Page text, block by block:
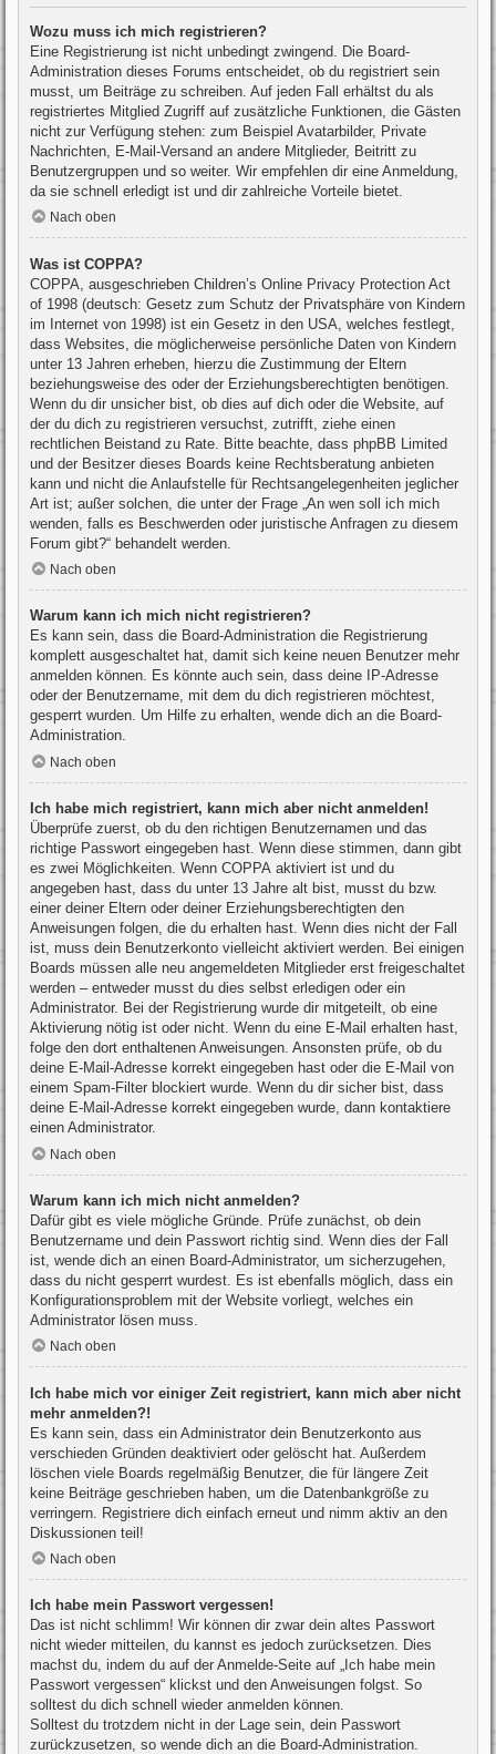
Wozu muss ich mich registrieren?
Eine Registrierung ist nicht unbedingt zwingend. Die Board-
Administration dieses Forums entscheidet, ob du registriert sein
musst, um Beiträge zu schreiben. Auf jeden Fall erhältst du als
registriertes Mitglied Zugriff auf zusätzliche Funktionen, die Gästen
nicht zur Verfügung stehen: zum Beispiel Avatarbilder, Private
Nachrichten, E-Mail-Versand an andere Mitglieder, Beitritt zu
Benutzergruppen und so weiter. Wir empfehlen dir eine Anmeldung,
da sie schnell erledigt ist und dir zahlreiche Vorteile bietet.
Nach oben
Was ist COPPA?
COPPA, ausgeschrieben Children’s Online Privacy Protection Act
of 1998 (deutsch: Gesetz zum Schutz der Privatsphäre von Kindern
im Internet von 1998) ist ein Gesetz in den USA, welches festlegt,
dass Websites, die möglicherweise persönliche Daten von Kindern
unter 13 Jahren erheben, hierzu die Zustimmung der Eltern
beziehungsweise des oder der Erziehungsberechtigten benötigen.
Wenn du dir unsicher bist, ob dies auf dich oder die Website, auf
der du dich zu registrieren versuchst, zutrifft, ziehe einen
rechtlichen Beistand zu Rate. Bitte beachte, dass phpBB Limited
und der Besitzer dieses Boards keine Rechtsberatung anbieten
kann und nicht die Anlaufstelle für Rechtsangelegenheiten jeglicher
Art ist; außer solchen, die unter der Frage „An wen soll ich mich
wenden, falls es Beschwerden oder juristische Anfragen zu diesem
Forum gibt?“ behandelt werden.
Nach oben
Warum kann ich mich nicht registrieren?
Es kann sein, dass die Board-Administration die Registrierung
komplett ausgeschaltet hat, damit sich keine neuen Benutzer mehr
anmelden können. Es könnte auch sein, dass deine IP-Adresse
oder der Benutzername, mit dem du dich registrieren möchtest,
gesperrt wurden. Um Hilfe zu erhalten, wende dich an die Board-
Administration.
Nach oben
Ich habe mich registriert, kann mich aber nicht anmelden!
Überprüfe zuerst, ob du den richtigen Benutzernamen und das
richtige Passwort eingegeben hast. Wenn diese stimmen, dann gibt
es zwei Möglichkeiten. Wenn COPPA aktiviert ist und du
angegeben hast, dass du unter 13 Jahre alt bist, musst du bzw.
einer deiner Eltern oder deiner Erziehungsberechtigten den
Anweisungen folgen, die du erhalten hast. Wenn dies nicht der Fall
ist, muss dein Benutzerkonto vielleicht aktiviert werden. Bei einigen
Boards müssen alle neu angemeldeten Mitglieder erst freigeschaltet
werden – entweder musst du dies selbst erledigen oder ein
Administrator. Bei der Registrierung wurde dir mitgeteilt, ob eine
Aktivierung nötig ist oder nicht. Wenn du eine E-Mail erhalten hast,
folge den dort enthaltenen Anweisungen. Ansonsten prüfe, ob du
deine E-Mail-Adresse korrekt eingegeben hast oder die E-Mail von
einem Spam-Filter blockiert wurde. Wenn du dir sicher bist, dass
deine E-Mail-Adresse korrekt eingegeben wurde, dann kontaktiere
einen Administrator.
Nach oben
Warum kann ich mich nicht anmelden?
Dafür gibt es viele mögliche Gründe. Prüfe zunächst, ob dein
Benutzername und dein Passwort richtig sind. Wenn dies der Fall
ist, wende dich an einen Board-Administrator, um sicherzugehen,
dass du nicht gesperrt wurdest. Es ist ebenfalls möglich, dass ein
Konfigurationsproblem mit der Website vorliegt, welches ein
Administrator lösen muss.
Nach oben
Ich habe mich vor einiger Zeit registriert, kann mich aber nicht
mehr anmelden?!
Es kann sein, dass ein Administrator dein Benutzerkonto aus
verschieden Gründen deaktiviert oder gelöscht hat. Außerdem
löschen viele Boards regelmäßig Benutzer, die für längere Zeit
keine Beiträge geschrieben haben, um die Datenbankgröße zu
verringern. Registriere dich einfach erneut und nimm aktiv an den
Diskussionen teil!
Nach oben
Ich habe mein Passwort vergessen!
Das ist nicht schlimm! Wir können dir zwar dein altes Passwort
nicht wieder mitteilen, du kannst es jedoch zurücksetzen. Dies
machst du, indem du auf der Anmelde-Seite auf „Ich habe mein
Passwort vergessen“ klickst und den Anweisungen folgst. So
solltest du dich schnell wieder anmelden können.
Solltest du trotzdem nicht in der Lage sein, dein Passwort
zurückzusetzen, so wende dich an die Board-Administration.